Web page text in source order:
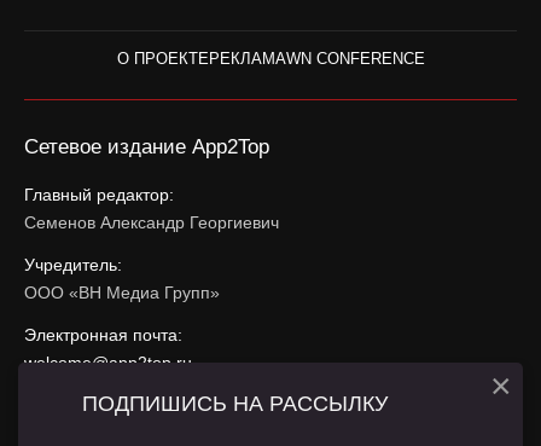
О ПРОЕКТЕРЕКЛАМАWN CONFERENCE
Сетевое издание App2Top
Главный редактор:
Семенов Александр Георгиевич
Учредитель:
ООО «ВН Медиа Групп»
Электронная почта:
welcome@app2top.ru
При использовании материалов активная ссылка на
ПОДПИШИСЬ НА РАССЫЛКУ ×